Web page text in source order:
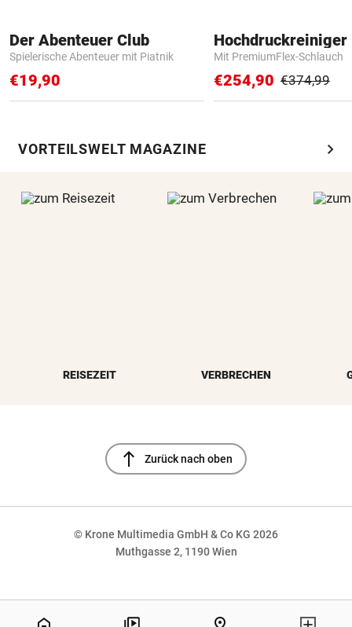
Der Abenteuer Club
Spielerische Abenteuer mit Piatnik
€19,90
Hochdruckreiniger
Mit PremiumFlex-Schlauch
€254,90 €374,99
VORTEILSWELT MAGAZINE chevron_right
REISEZEIT VERBRECHEN
north Zurück nach oben
© Krone Multimedia GmbH & Co KG 2026
Muthgasse 2, 1190 Wien
NaN%